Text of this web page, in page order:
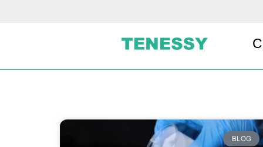
BLOG